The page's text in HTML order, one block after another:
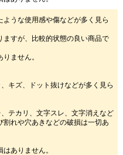
ような使用感や傷などが多く見ら
ますが、比較的状態の良い商品で
ません。
キズ、ドット抜けなどが多く見ら
テカリ、文字スレ、文字消えなど
割れや穴あきなどの破損は一切あ
ありません。